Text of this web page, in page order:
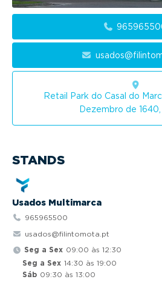
g
o
Retail Park do Casal do
Dezembro de
STANDS
Usados Multimarca
965965500
usados@filintomota.pt
Seg a Sex 09:00 às 12:30
Seg a Sex 14:30 às 19:00
Sáb 09:30 às 13:00